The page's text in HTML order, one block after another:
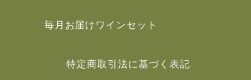
毎月お届けワインセット
特定商取引法に基づく表記